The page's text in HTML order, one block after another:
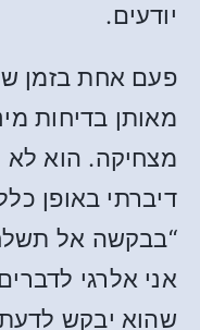
יודעים.
פעם אחת בזמן
מאותן בדיחות
מצחיקה. הוא לא
דיברתי באופן
“בבקשה אל תשלח
אני אלרגי
שהוא יבקש לדעת